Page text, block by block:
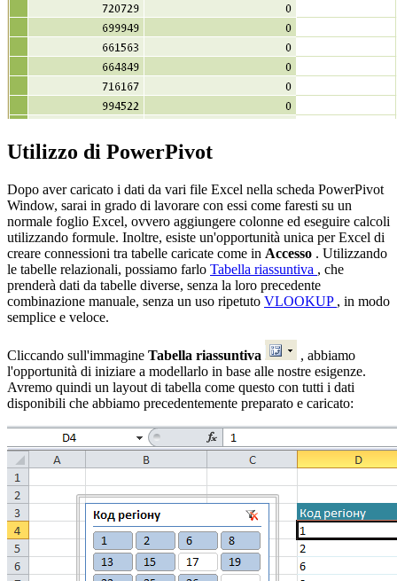
Utilizzo di PowerPivot
Dopo aver caricato i dati da vari file Excel nella scheda PowerPivot
Window, sarai in grado di lavorare con essi come faresti su un
normale foglio Excel, ovvero aggiungere colonne ed eseguire calcoli
utilizzando formule. Inoltre, esiste un'opportunità unica per Excel di
creare connessioni tra tabelle caricate come in Accesso . Utilizzando
le tabelle relazionali, possiamo farlo Tabella riassuntiva , che
prenderà dati da tabelle diverse, senza la loro precedente
combinazione manuale, senza un uso ripetuto VLOOKUP , in modo
semplice e veloce.
Cliccando sull'immagine Tabella riassuntiva
, abbiamo
l'opportunità di iniziare a modellarlo in base alle nostre esigenze.
Avremo quindi un layout di tabella come questo con tutti i dati
disponibili che abbiamo precedentemente preparato e caricato: